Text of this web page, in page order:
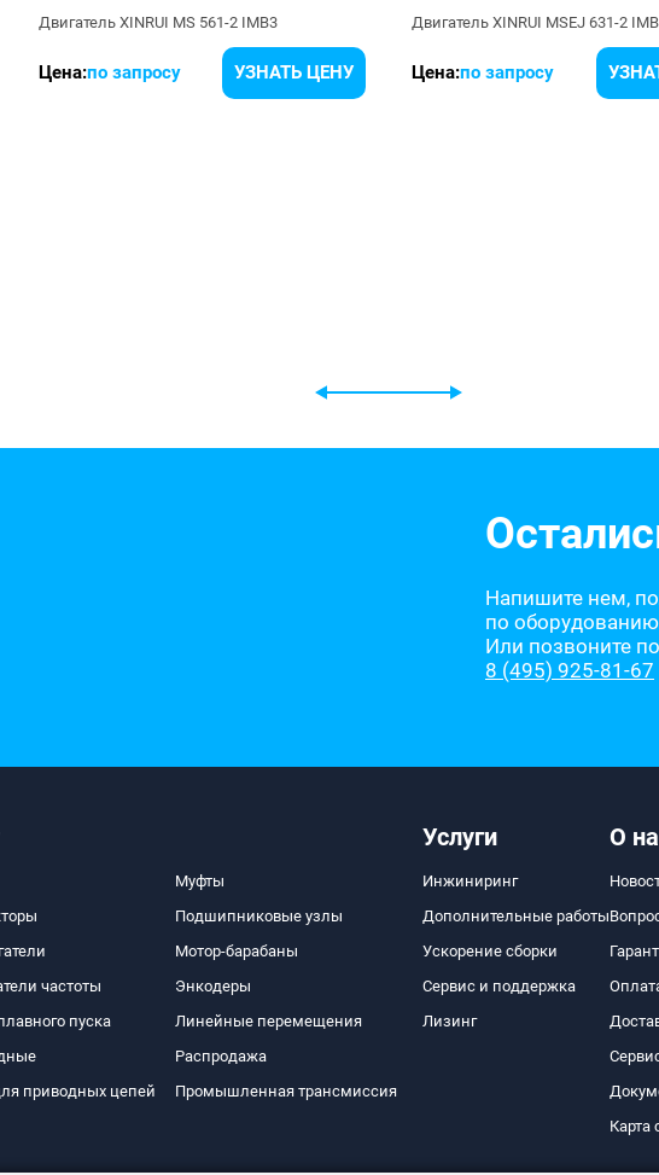
Двигатель XINRUI MS 561-2 IMB3
Цена:по запросу УЗНАТЬ ЦЕНУ
Двигатель XINRUI MSEJ 631-2
Цена:по запросу
Напишите нем,
по
Или позвоните
8 (495) 925-81-67
частоты
пуска
приводных цепей
Муфты
Подшипниковые узлы
Мотор-барабаны
Энкодеры
Линейные перемещения
Распродажа
Промышленная трансмиссия
Услуги
Инжиниринг
Дополнительные работы
Ускорение сборки
Сервис и поддержка
Лизинг
О
Карта